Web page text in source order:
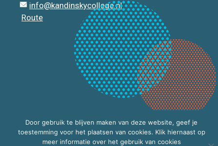
info@kandinskycollege.nl
Route
Door gebruik te blijven maken van deze website, geef je
toestemming voor het plaatsen van cookies. Klik hiernaast op
meer informatie over het gebruik van cookies